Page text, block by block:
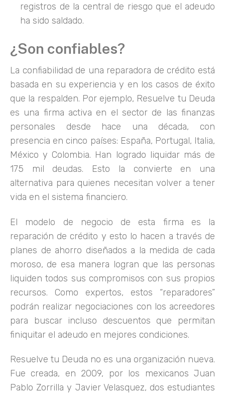
registros de la central de riesgo que el adeudo
ha sido saldado.
¿Son confiables?
La confiabilidad de una reparadora de crédito está
basada en su experiencia y en los casos de éxito
que la respalden. Por ejemplo, Resuelve tu Deuda
es una firma activa en el sector de las finanzas
personales desde hace una década, con
presencia en cinco países: España, Portugal, Italia,
México y Colombia. Han logrado liquidar más de
175 mil deudas. Esto la convierte en una
alternativa para quienes necesitan volver a tener
vida en el sistema financiero.
El modelo de negocio de esta firma es la
reparación de crédito y esto lo hacen a través de
planes de ahorro diseñados a la medida de cada
moroso, de esa manera logran que las personas
liquiden todos sus compromisos con sus propios
recursos. Como expertos, estos “reparadores”
podrán realizar negociaciones con los acreedores
para buscar incluso descuentos que permitan
finiquitar el adeudo en mejores condiciones.
Resuelve tu Deuda no es una organización nueva.
Fue creada, en 2009, por los mexicanos Juan
Pablo Zorrilla y Javier Velasquez, dos estudiantes